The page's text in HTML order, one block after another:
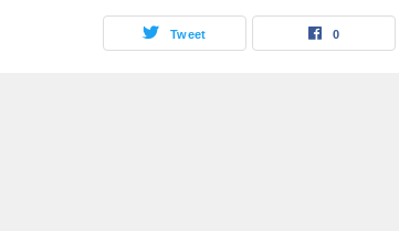
Tweet 0